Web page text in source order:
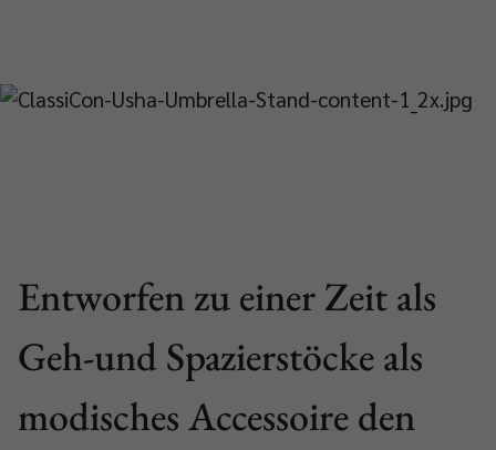
Entworfen zu einer Zeit als
Geh-und Spazierstöcke als
modisches Accessoire den